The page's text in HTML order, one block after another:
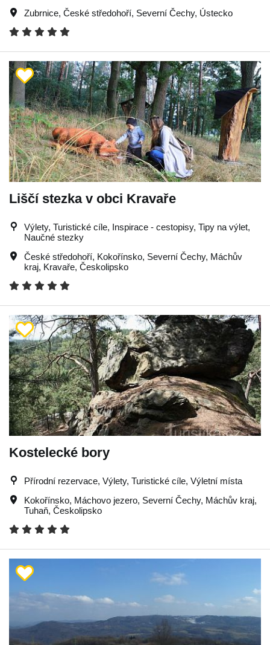
Zubrnice, České středohoří, Severní Čechy, Ústecko
Liščí stezka v obci Kravaře
Výlety, Turistické cíle, Inspirace - cestopisy, Tipy na výlet,
Naučné stezky
České středohoří, Kokořínsko, Severní Čechy, Máchův
kraj, Kravaře, Českolipsko
Kostelecké bory
Přírodní rezervace, Výlety, Turistické cíle, Výletní místa
Kokořínsko, Máchovo jezero, Severní Čechy, Máchův kraj,
Tuhaň, Českolipsko